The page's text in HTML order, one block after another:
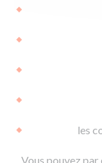
les
Vous pouvez